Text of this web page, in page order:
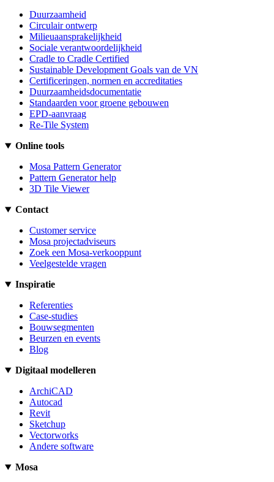
Duurzaamheid
Circulair ontwerp
Milieuaansprakelijkheid
Sociale verantwoordelijkheid
Cradle to Cradle Certified
Sustainable Development Goals van de VN
Certificeringen, normen en accreditaties
Duurzaamheidsdocumentatie
Standaarden voor groene gebouwen
EPD-aanvraag
Re-Tile System
Online tools
Mosa Pattern Generator
Pattern Generator help
3D Tile Viewer
Contact
Customer service
Mosa projectadviseurs
Zoek een Mosa-verkooppunt
Veelgestelde vragen
Inspiratie
Referenties
Case-studies
Bouwsegmenten
Beurzen en events
Blog
Digitaal modelleren
ArchiCAD
Autocad
Revit
Sketchup
Vectorworks
Andere software
Mosa